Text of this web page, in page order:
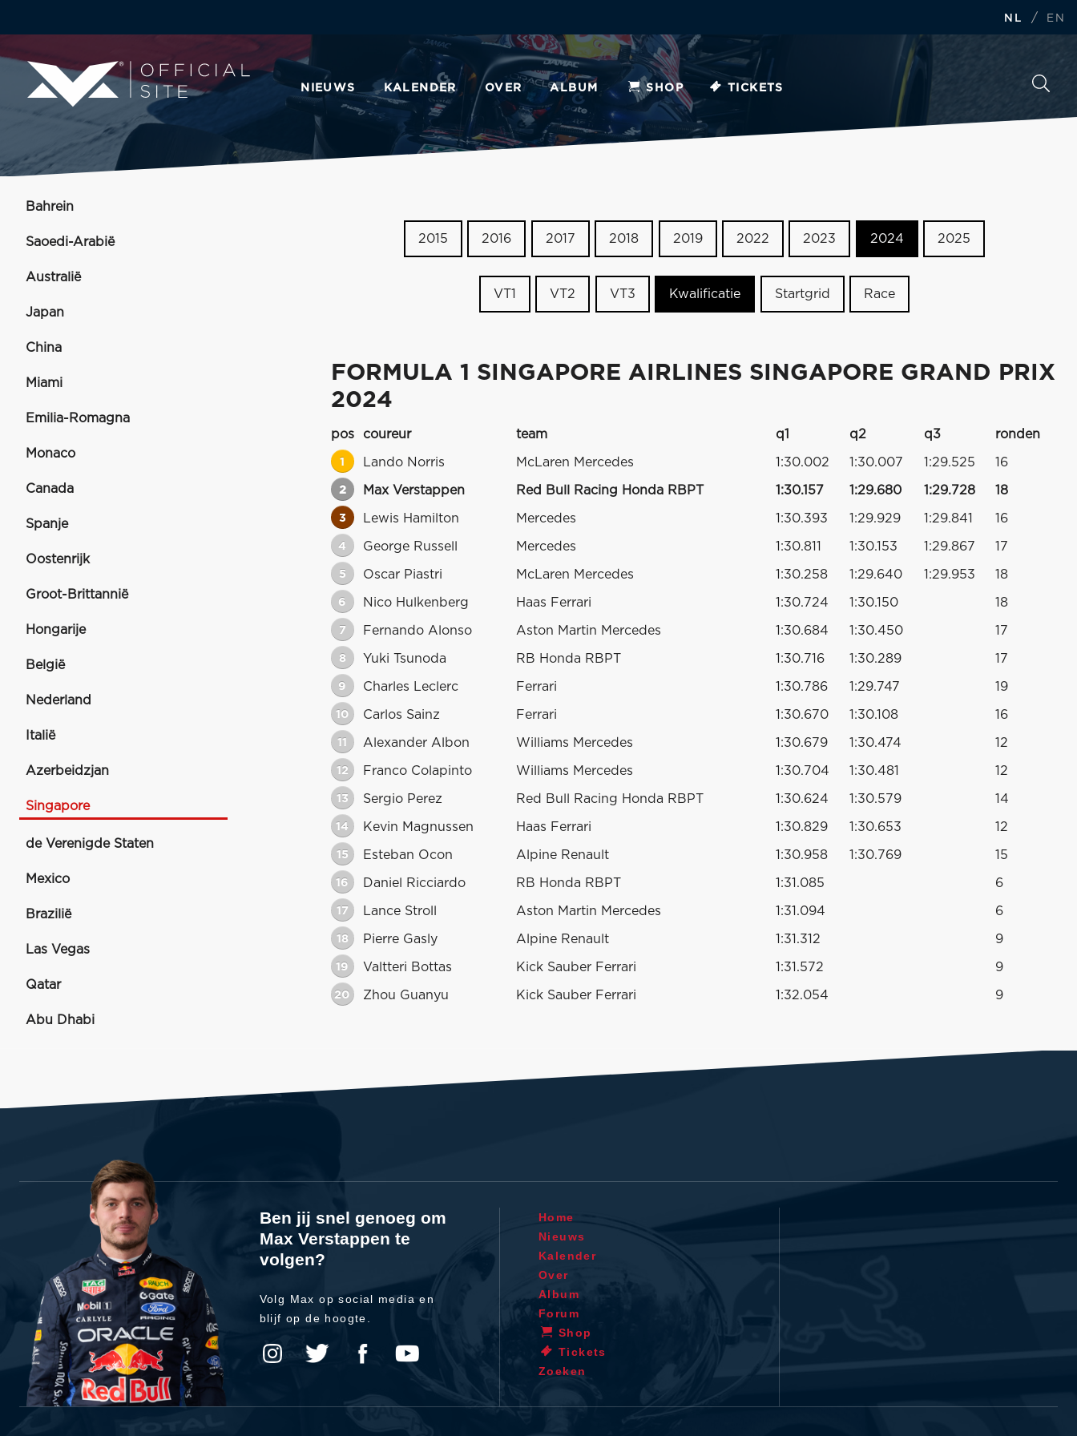
NL / EN
NIEUWS KALENDER OVER ALBUM SHOP TICKETS
Bahrein
Saoedi-Arabië
Australië
Japan
China
Miami
Emilia-Romagna
Monaco
Canada
Spanje
Oostenrijk
Groot-Brittannië
Hongarije
België
Nederland
Italië
Azerbeidzjan
Singapore
de Verenigde Staten
Mexico
Brazilië
Las Vegas
Qatar
Abu Dhabi
2015 2016 2017 2018 2019 2022 2023 2024 2025
VT1 VT2 VT3 Kwalificatie Startgrid Race
FORMULA 1 SINGAPORE AIRLINES SINGAPORE GRAND PRIX
2024
pos coureur team q1 q2 q3 ronden
1 Lando Norris McLaren Mercedes 1:30.002 1:30.007 1:29.525 16
2 Max Verstappen Red Bull Racing Honda RBPT 1:30.157 1:29.680 1:29.728 18
3 Lewis Hamilton Mercedes 1:30.393 1:29.929 1:29.841 16
4 George Russell Mercedes 1:30.811 1:30.153 1:29.867 17
5 Oscar Piastri McLaren Mercedes 1:30.258 1:29.640 1:29.953 18
6 Nico Hulkenberg Haas Ferrari 1:30.724 1:30.150 18
7 Fernando Alonso Aston Martin Mercedes 1:30.684 1:30.450 17
8 Yuki Tsunoda RB Honda RBPT 1:30.716 1:30.289 17
9 Charles Leclerc Ferrari 1:30.786 1:29.747 19
10 Carlos Sainz Ferrari 1:30.670 1:30.108 16
11 Alexander Albon Williams Mercedes 1:30.679 1:30.474 12
12 Franco Colapinto Williams Mercedes 1:30.704 1:30.481 12
13 Sergio Perez Red Bull Racing Honda RBPT 1:30.624 1:30.579 14
14 Kevin Magnussen Haas Ferrari 1:30.829 1:30.653 12
15 Esteban Ocon Alpine Renault 1:30.958 1:30.769 15
16 Daniel Ricciardo RB Honda RBPT 1:31.085 6
17 Lance Stroll Aston Martin Mercedes 1:31.094 6
18 Pierre Gasly Alpine Renault 1:31.312 9
19 Valtteri Bottas Kick Sauber Ferrari 1:31.572 9
20 Zhou Guanyu Kick Sauber Ferrari 1:32.054 9
Ben jij snel genoeg om
Max Verstappen te
volgen?
Volg Max op social media en
blijf op de hoogte.
Home
Nieuws
Kalender
Over
Album
Forum
Shop
Tickets
Zoeken